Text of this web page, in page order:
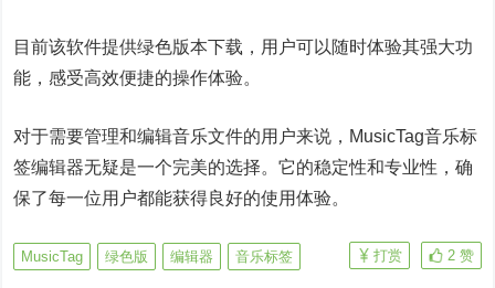
目前该软件提供绿色版本下载，用户可以随时体验其强大功
能，感受高效便捷的操作体验。
对于需要管理和编辑音乐文件的用户来说，MusicTag音乐标
签编辑器无疑是一个完美的选择。它的稳定性和专业性，确
保了每一位用户都能获得良好的使用体验。
MusicTag 绿色版 编辑器 音乐标签 2 赞
打赏